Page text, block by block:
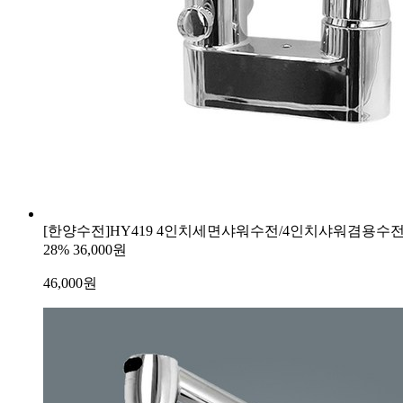
[한양수전]HY419 4인치세면샤워수전/4인치샤워겸용수
28% 36,000원
46,000원